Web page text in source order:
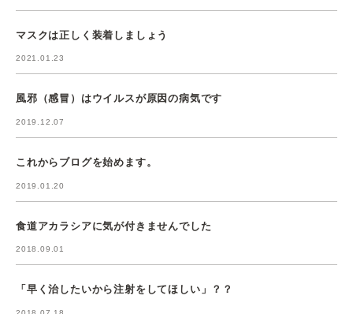
マスクは正しく装着しましょう
2021.01.23
風邪（感冒）はウイルスが原因の病気です
2019.12.07
これからブログを始めます。
2019.01.20
食道アカラシアに気が付きませんでした
2018.09.01
「早く治したいから注射をしてほしい」？？